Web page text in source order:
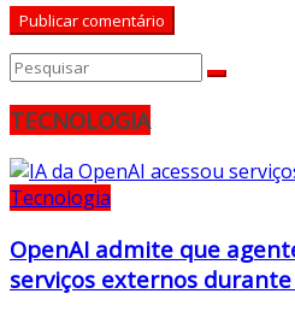
TECNOLOGIA
Tecnologia
OpenAI admite que
serviços externos